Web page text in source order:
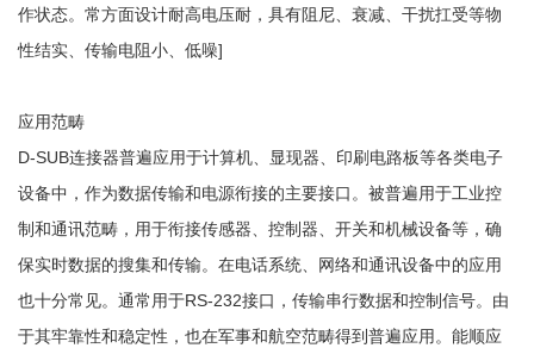
作状态。常方面设计耐高电压耐，具有阻尼、衰减、干扰扛受等物
性结实、传输电阻小、低噪]
应用范畴
D-SUB连接器普遍应用于计算机、显现器、印刷电路板等各类电子
设备中，作为数据传输和电源衔接的主要接口。被普遍用于工业控
制和通讯范畴，用于衔接传感器、控制器、开关和机械设备等，确
保实时数据的搜集和传输。在电话系统、网络和通讯设备中的应用
也十分常见。通常用于RS-232接口，传输串行数据和控制信号。由
于其牢靠性和稳定性，也在军事和航空范畴得到普遍应用。能顺应